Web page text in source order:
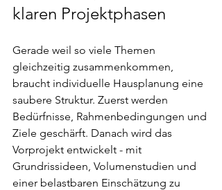
klaren Projektphasen
Gerade weil so viele Themen
gleichzeitig zusammenkommen,
braucht individuelle Hausplanung eine
saubere Struktur. Zuerst werden
Bedürfnisse, Rahmenbedingungen und
Ziele geschärft. Danach wird das
Vorprojekt entwickelt - mit
Grundrissideen, Volumenstudien und
einer belastbaren Einschätzung zu